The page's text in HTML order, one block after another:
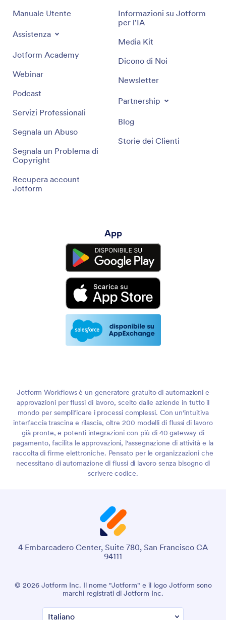
Manuale Utente
Assistenza
Jotform Academy
Webinar
Podcast
Servizi Professionali
Segnala un Abuso
Segnala un Problema di
Copyright
Recupera account
Jotform
Informazioni su Jotform
per l'IA
Media Kit
Dicono di Noi
Newsletter
Partnership
Blog
Storie dei Clienti
App
Jotform Workflows è un generatore gratuito di automazioni e
approvazioni per flussi di lavoro, scelto dalle aziende in tutto il
mondo per semplificare i processi complessi. Con un'intuitiva
interfaccia trascina e rilascia, oltre 200 modelli di flussi di lavoro
già pronte, e potenti integrazioni con più di 40 gateway di
pagamento, facilita le approvazioni, l'assegnazione di attività e la
raccolta di firme elettroniche. Pensato per le organizzazioni che
necessitano di automazione di flussi di lavoro senza bisogno di
scrivere codice.
4 Embarcadero Center, Suite 780, San Francisco CA
94111
© 2026 Jotform Inc. Il nome "Jotform" e il logo Jotform sono
marchi registrati di Jotform Inc.